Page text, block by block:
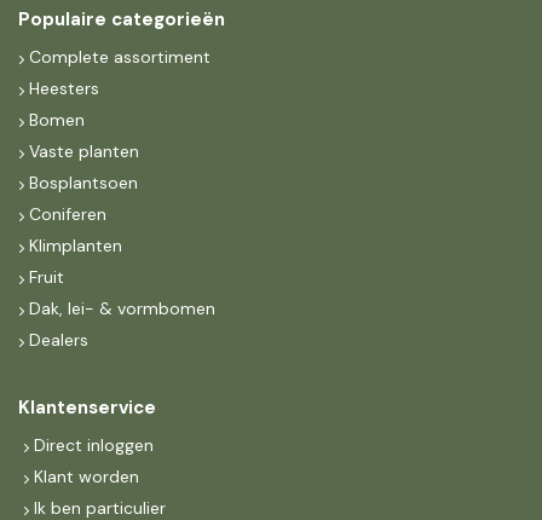
Populaire categorieën
Complete assortiment
Heesters
Bomen
Vaste planten
Bosplantsoen
Coniferen
Klimplanten
Fruit
Dak, lei- & vormbomen
Dealers
Klantenservice
Direct inloggen
Klant worden
Ik ben particulier